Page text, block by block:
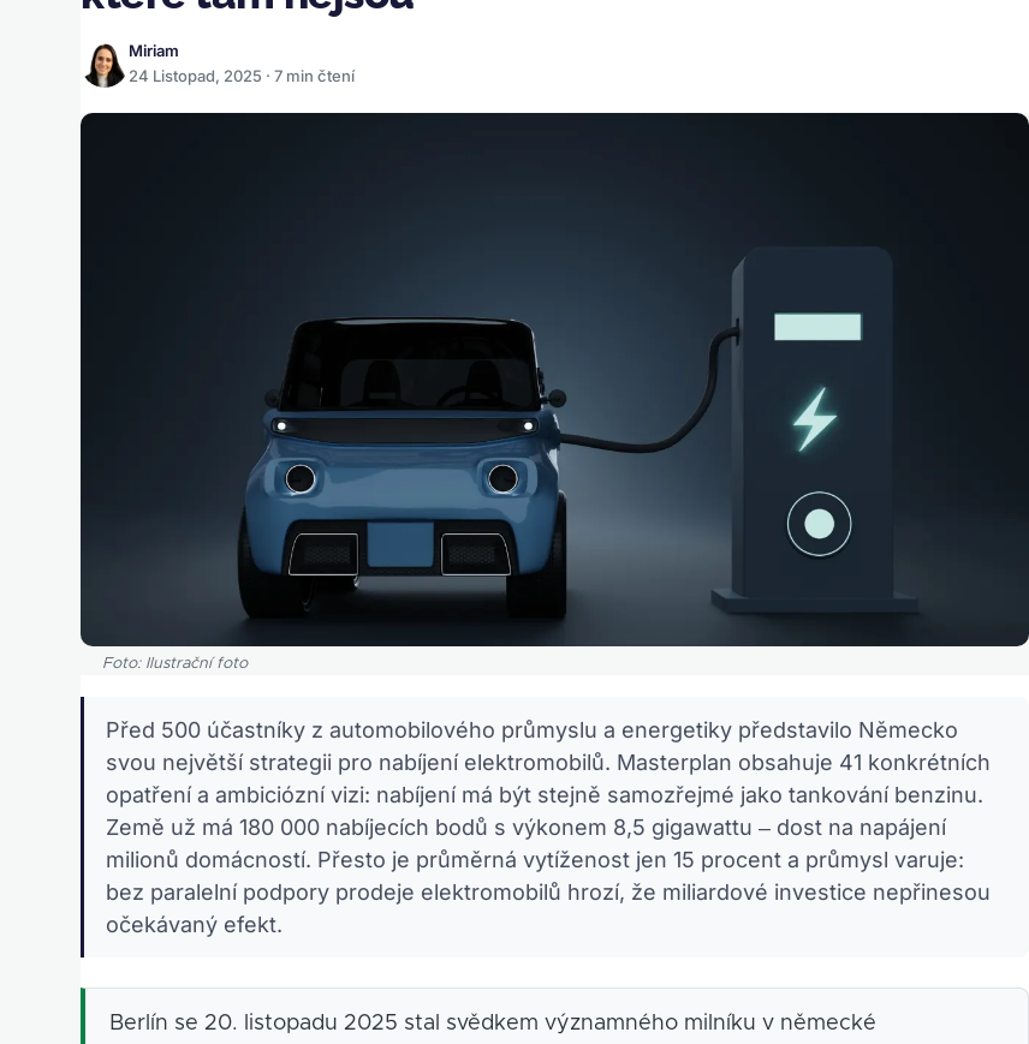
Miriam
24 Listopad, 2025 · 7 min čtení
Foto: Ilustrační foto
Před 500 účastníky z automobilového průmyslu a energetiky představilo Německo
svou největší strategii pro nabíjení elektromobilů. Masterplan obsahuje 41 konkrétních
opatření a ambiciózní vizi: nabíjení má být stejně samozřejmé jako tankování benzinu.
Země už má 180 000 nabíjecích bodů s výkonem 8,5 gigawattu – dost na napájení
milionů domácností. Přesto je průměrná vytíženost jen 15 procent a průmysl varuje:
bez paralelní podpory prodeje elektromobilů hrozí, že miliardové investice nepřinesou
očekávaný efekt.
Berlín se 20. listopadu 2025 stal svědkem významného milníku v německé